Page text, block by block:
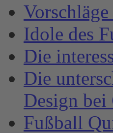
Idole des
Die
Die
Design
Fußball